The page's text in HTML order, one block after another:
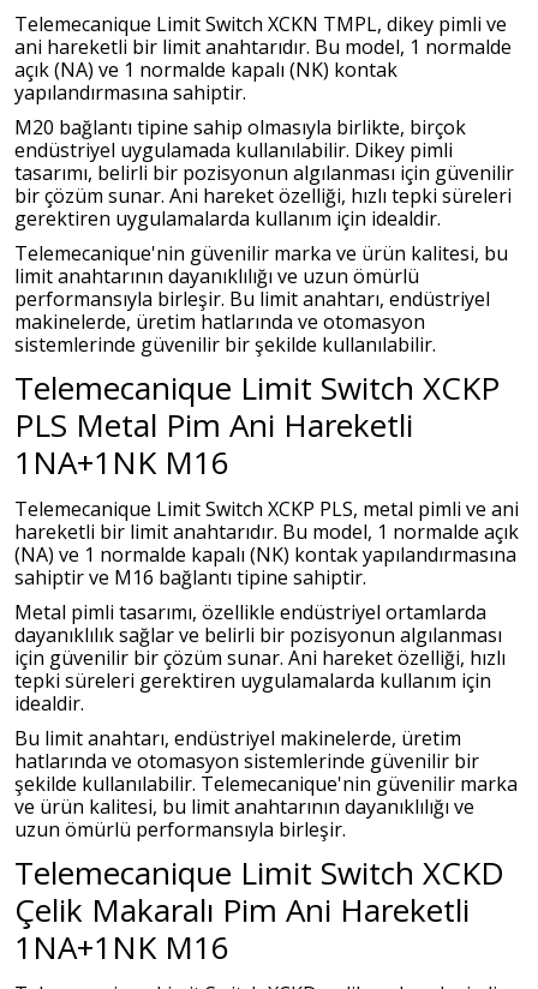
Telemecanique Limit Switch XCKN TMPL, dikey pimli ve
ani hareketli bir limit anahtarıdır. Bu model, 1 normalde
açık (NA) ve 1 normalde kapalı (NK) kontak
yapılandırmasına sahiptir.
M20 bağlantı tipine sahip olmasıyla birlikte, birçok
endüstriyel uygulamada kullanılabilir. Dikey pimli
tasarımı, belirli bir pozisyonun algılanması için güvenilir
bir çözüm sunar. Ani hareket özelliği, hızlı tepki süreleri
gerektiren uygulamalarda kullanım için idealdir.
Telemecanique'nin güvenilir marka ve ürün kalitesi, bu
limit anahtarının dayanıklılığı ve uzun ömürlü
performansıyla birleşir. Bu limit anahtarı, endüstriyel
makinelerde, üretim hatlarında ve otomasyon
sistemlerinde güvenilir bir şekilde kullanılabilir.
Telemecanique Limit Switch XCKP
PLS Metal Pim Ani Hareketli
1NA+1NK M16
Telemecanique Limit Switch XCKP PLS, metal pimli ve ani
hareketli bir limit anahtarıdır. Bu model, 1 normalde açık
(NA) ve 1 normalde kapalı (NK) kontak yapılandırmasına
sahiptir ve M16 bağlantı tipine sahiptir.
Metal pimli tasarımı, özellikle endüstriyel ortamlarda
dayanıklılık sağlar ve belirli bir pozisyonun algılanması
için güvenilir bir çözüm sunar. Ani hareket özelliği, hızlı
tepki süreleri gerektiren uygulamalarda kullanım için
idealdir.
Bu limit anahtarı, endüstriyel makinelerde, üretim
hatlarında ve otomasyon sistemlerinde güvenilir bir
şekilde kullanılabilir. Telemecanique'nin güvenilir marka
ve ürün kalitesi, bu limit anahtarının dayanıklılığı ve
uzun ömürlü performansıyla birleşir.
Telemecanique Limit Switch XCKD
Çelik Makaralı Pim Ani Hareketli
1NA+1NK M16